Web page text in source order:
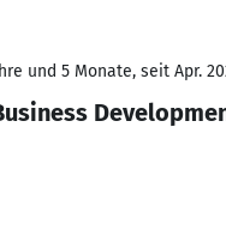
und 5 Monate, seit Apr.